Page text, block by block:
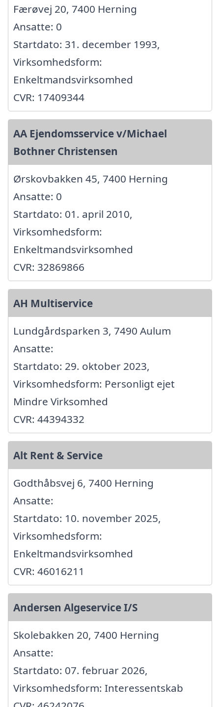
Færøvej 20, 7400 Herning
Ansatte: 0
Startdato: 31. december 1993,
Virksomhedsform:
Enkeltmandsvirksomhed
CVR: 17409344
AA Ejendomsservice v/Michael
Bothner Christensen
Ørskovbakken 45, 7400 Herning
Ansatte: 0
Startdato: 01. april 2010,
Virksomhedsform:
Enkeltmandsvirksomhed
CVR: 32869866
AH Multiservice
Lundgårdsparken 3, 7490 Aulum
Ansatte:
Startdato: 29. oktober 2023,
Virksomhedsform: Personligt ejet
Mindre Virksomhed
CVR: 44394332
Alt Rent & Service
Godthåbsvej 6, 7400 Herning
Ansatte:
Startdato: 10. november 2025,
Virksomhedsform:
Enkeltmandsvirksomhed
CVR: 46016211
Andersen Algeservice I/S
Skolebakken 20, 7400 Herning
Ansatte:
Startdato: 07. februar 2026,
Virksomhedsform: Interessentskab